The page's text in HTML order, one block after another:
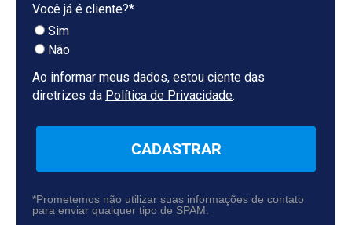
Você já é cliente?*
Sim
Não
Ao informar meus dados, estou ciente das
diretrizes da Política de Privacidade.
CADASTRAR
*Prometemos não utilizar suas informações de contato
para enviar qualquer tipo de SPAM.